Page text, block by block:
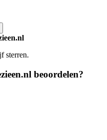
sterren.
beoordelen?